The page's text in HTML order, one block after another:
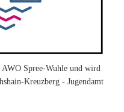
Spree-Wuhle und wird
Kreuzberg - Jugendamt